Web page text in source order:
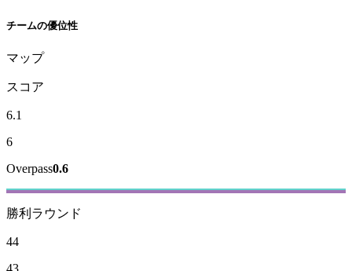
チームの優位性
マップ
スコア
6.1
6
Overpass0.6
勝利ラウンド
44
43